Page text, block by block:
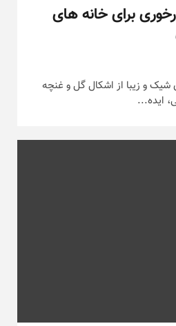
برای خانه های
و زیبا از اشکال گل و غنچه
ایده...